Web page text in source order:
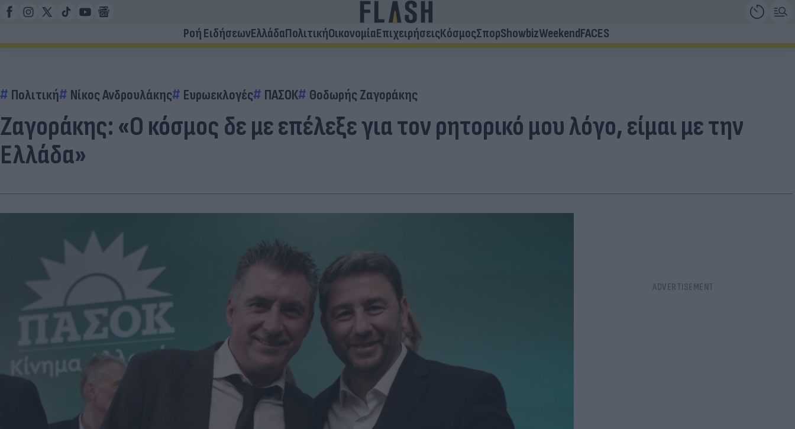
Ροή ΕιδήσεωνΕλλάδαΠολιτικήΟικονομίαΕπιχειρήσειςΚόσμοςΣπορShowbizWeekendFACES
Πολιτική Νίκος Ανδρουλάκης Ευρωεκλογές ΠΑΣΟΚ Θοδωρής Ζαγοράκης
Ζαγοράκης: «Ο κόσμος δε με επέλεξε για τον ρητορικό μου λόγο, είμαι με την
Ελλάδα»